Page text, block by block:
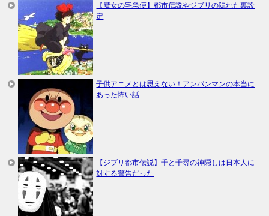
【魔女の宅急便】都市伝説やジブリの隠れた裏設
定
子供アニメとは思えない！アンパンマンの本当に
あった怖い話
【ジブリ都市伝説】千と千尋の神隠しは日本人に
対する警告だった